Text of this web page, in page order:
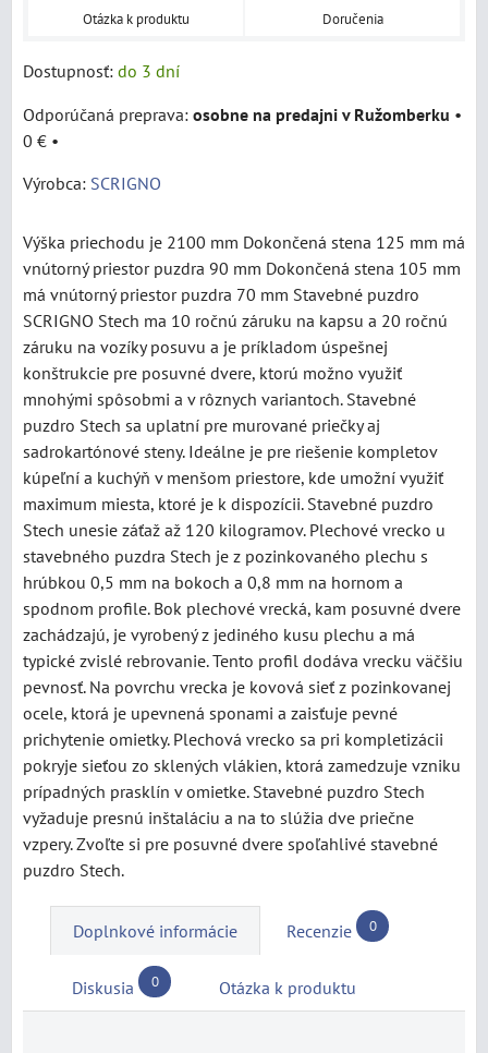
Otázka k produktu Doručenia
Dostupnosť: do 3 dní
osobne na predajni v Ružomberku •
0 € •
Výrobca: SCRIGNO
Výška priechodu je 2100 mm Dokončená stena 125 mm má
vnútorný priestor puzdra 90 mm Dokončená stena 105 mm
má vnútorný priestor puzdra 70 mm Stavebné puzdro
SCRIGNO Stech ma 10 ročnú záruku na kapsu a 20 ročnú
záruku na vozíky posuvu a je príkladom úspešnej
konštrukcie pre posuvné dvere, ktorú možno využiť
mnohými spôsobmi a v rôznych variantoch. Stavebné
puzdro Stech sa uplatní pre murované priečky aj
sadrokartónové steny. Ideálne je pre riešenie kompletov
kúpeľní a kuchýň v menšom priestore, kde umožní využiť
maximum miesta, ktoré je k dispozícii. Stavebné puzdro
Stech unesie záťaž až 120 kilogramov. Plechové vrecko u
stavebného puzdra Stech je z pozinkovaného plechu s
hrúbkou 0,5 mm na bokoch a 0,8 mm na hornom a
spodnom profile. Bok plechové vrecká, kam posuvné dvere
zachádzajú, je vyrobený z jediného kusu plechu a má
typické zvislé rebrovanie. Tento profil dodáva vrecku väčšiu
pevnosť. Na povrchu vrecka je kovová sieť z pozinkovanej
ocele, ktorá je upevnená sponami a zaisťuje pevné
prichytenie omietky. Plechová vrecko sa pri kompletizácii
pokryje sieťou zo sklených vlákien, ktorá zamedzuje vzniku
prípadných prasklín v omietke. Stavebné puzdro Stech
vyžaduje presnú inštaláciu a na to slúžia dve priečne
vzpery. Zvoľte si pre posuvné dvere spoľahlivé stavebné
puzdro Stech.
Doplnkové informácie Recenzie 0
Diskusia 0 Otázka k produktu